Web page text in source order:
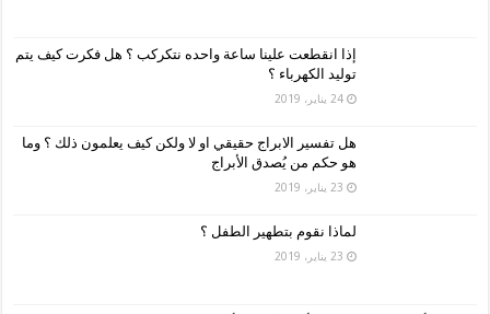
إذا انقطعت علينا ساعة واحده نتكركب ؟ هل فكرت كيف يتم
توليد الكهرباء ؟
24 يناير، 2019
هل تفسير الابراج حقيقي او لا ولكن كيف يعلمون ذلك ؟ وما
هو حكم من يُصدق الأبراج
23 يناير، 2019
لماذا نقوم بتطهير الطفل ؟
23 يناير، 2019